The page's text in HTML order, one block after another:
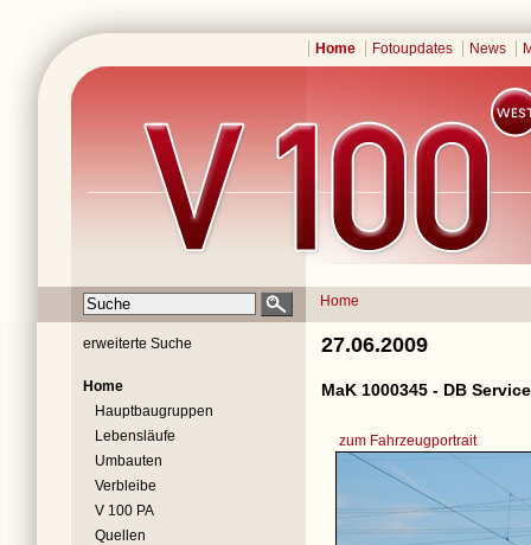
Home Fotoupdates News
Home
erweiterte Suche
Home
Hauptbaugruppen
Lebensläufe
Umbauten
Verbleibe
V 100 PA
Quellen
27.06.2009
MaK 1000345 - DB
zum Fahrzeugportrait